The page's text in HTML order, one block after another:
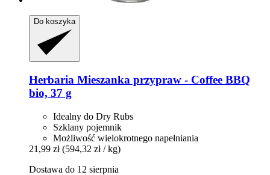
Do koszyka
Herbaria Mieszanka przypraw -​ Coffee BBQ
bio, 37 g
Idealny do Dry Rubs
Szklany pojemnik
Możliwość wielokrotnego napełniania
21,99 zł (594,32 zł / kg)
Dostawa do 12 sierpnia